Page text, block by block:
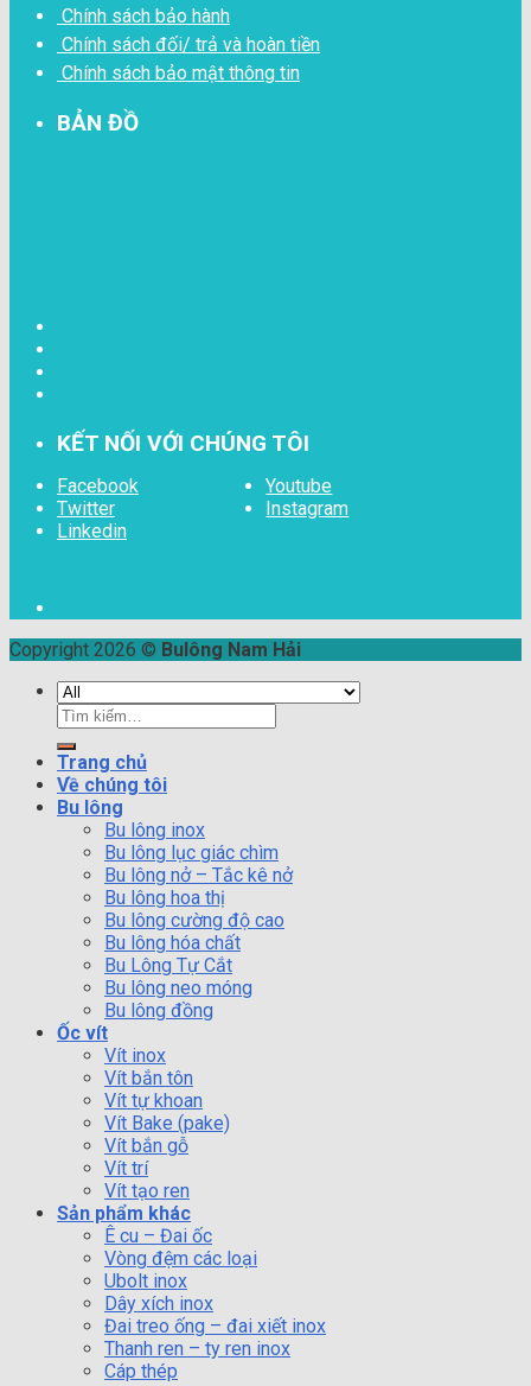
Chính sách bảo hành
Chính sách đối/ trả và hoàn tiền
Chính sách bảo mật thông tin
BẢN ĐỒ
KẾT NỐI VỚI CHÚNG TÔI
Facebook
Youtube
Twitter
Instagram
Linkedin
Copyright 2026 © Bulông Nam Hải
Tìm
Trang chủ
Về chúng tôi
Bu lông
Bu lông inox
Bu lông lục giác chìm
Bu lông nở – Tắc kê nở
Bu lông hoa thị
Bu lông cường độ cao
Bu lông hóa chất
Bu Lông Tự Cắt
Bu lông neo móng
Bu lông đồng
Ốc vít
Vít inox
Vít bắn tôn
Vít tự khoan
Vít Bake (pake)
Vít bắn gỗ
Vít trí
Vít tạo ren
Sản phẩm khác
Ê cu – Đai ốc
Vòng đệm các loại
Ubolt inox
Dây xích inox
Đai treo ống – đai xiết inox
Thanh ren – ty ren inox
Cáp thép